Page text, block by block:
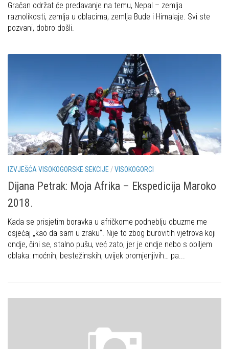
Gračan održat će predavanje na temu, Nepal – zemlja
raznolikosti, zemlja u oblacima, zemlja Bude i Himalaje. Svi ste
pozvani, dobro došli.
IZVJEŠĆA VISOKOGORSKE SEKCIJE /VISOKOGORCI
Dijana Petrak: Moja Afrika – Ekspedicija Maroko
2018.
Kada se prisjetim boravka u afričkome podneblju obuzme me
osjećaj „kao da sam u zraku“. Nije to zbog burovitih vjetrova koji
ondje, čini se, stalno pušu, već zato, jer je ondje nebo s obiljem
oblaka: moćnih, bestežinskih, uvijek promjenjivih… pa...